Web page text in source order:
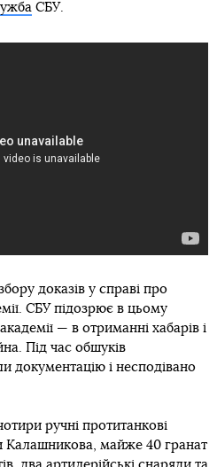
СБУ.
доказів у справі про
СБУ підозрює в цьому
— в отриманні хабарів і
Під час обшуків
документацію і несподівано
ручні протитанкові
Калашникова, майже 40 гранат